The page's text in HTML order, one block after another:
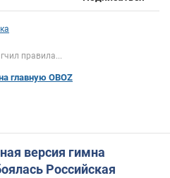
правила...
главную OBOZ
версия гимна
Российская